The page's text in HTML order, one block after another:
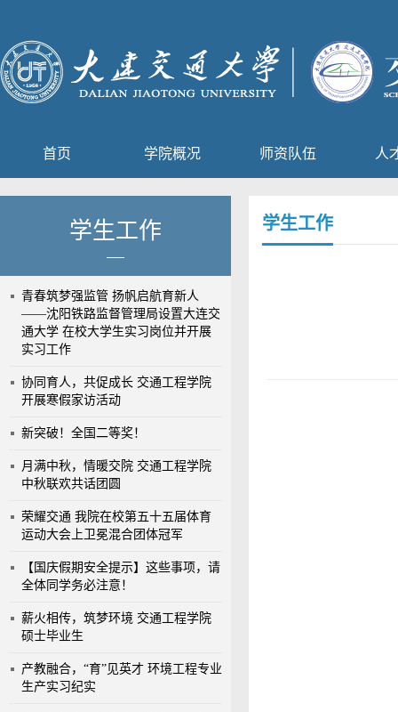
首页 学院概况 师资队伍 人
学生工作
青春筑梦强监管 扬帆启航育新人
——沈阳铁路监督管理局设置大连交
通大学 在校大学生实习岗位并开展
实习工作
协同育人，共促成长 交通工程学院
开展寒假家访活动
新突破！全国二等奖！
月满中秋，情暖交院 交通工程学院
中秋联欢共话团圆
荣耀交通 我院在校第五十五届体育
运动大会上卫冕混合团体冠军
【国庆假期安全提示】这些事项，请
全体同学务必注意！
薪火相传，筑梦环境 交通工程学院
硕士毕业生
产教融合，“育”见英才 环境工程专业
生产实习纪实
学生工作